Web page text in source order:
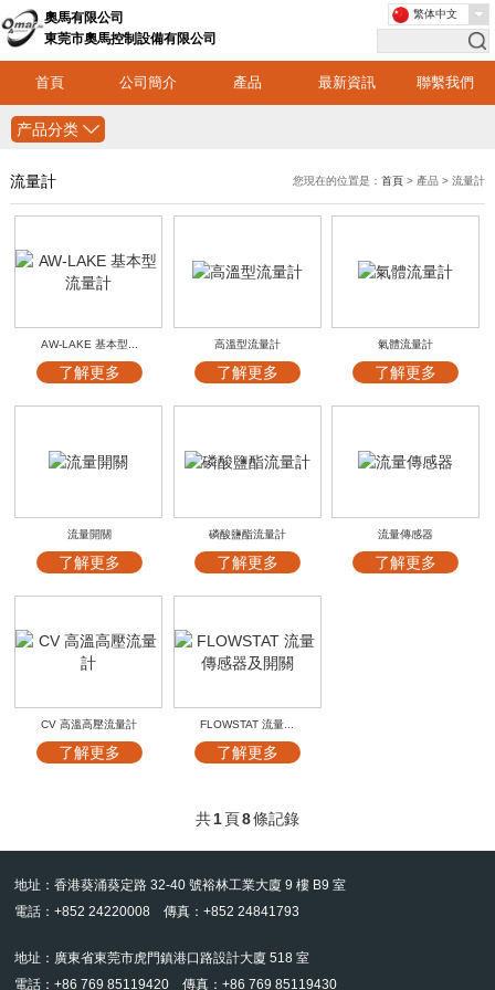
奧馬有限公司
東莞市奧馬控制設備有限公司
首頁 公司簡介 產品 最新資訊 聯繫我們
繁体中文
产品分类
流量計 您現在的位置是：首頁 > 產品 > 流量計
AW-LAKE 基本型...
了解更多
高溫型流量計
了解更多
氣體流量計
了解更多
流量開關
了解更多
磷酸鹽酯流量計
了解更多
流量傳感器
了解更多
CV 高溫高壓流量計
了解更多
FLOWSTAT 流量...
了解更多
共1頁8條記錄
地址：香港葵涌葵定路 32-40 號裕林工業大廈 9 樓 B9 室
電話：+852 24220008 傳真：+852 24841793
地址：廣東省東莞市虎門鎮港口路設計大廈 518 室
電話：+86 769 85119420 傳真：+86 769 85119430